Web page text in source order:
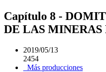
Capítulo 8 -
DE LAS
2019/05/13
2454
Más producciones